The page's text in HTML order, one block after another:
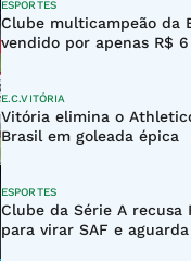
ESPORTES
Clube multicampeão da
vendido por apenas R$
E.C.VITÓRIA
Vitória elimina o
Brasil em goleada épica
ESPORTES
Clube da Série A recusa
para virar SAF e